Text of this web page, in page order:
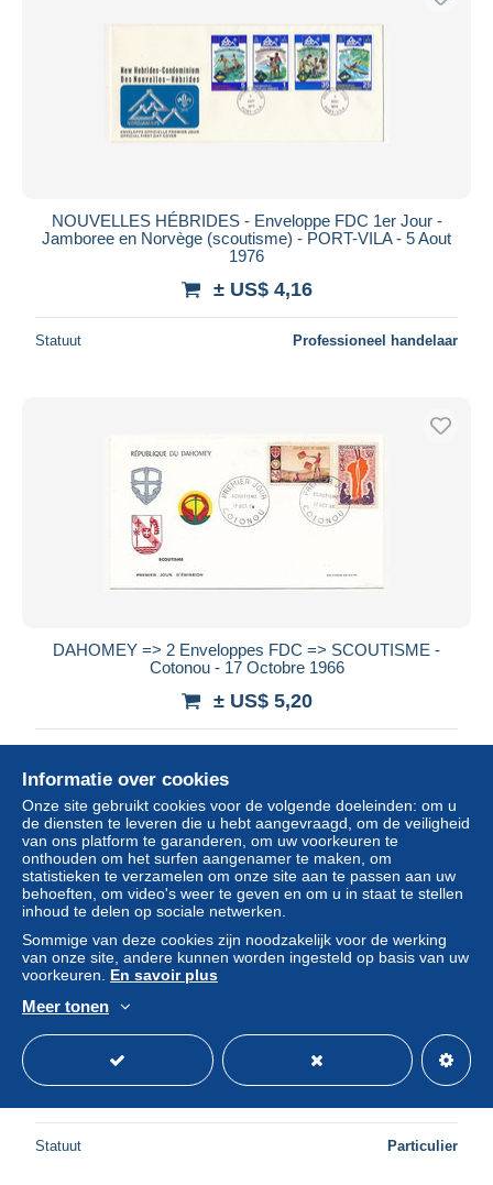
NOUVELLES HÉBRIDES - Enveloppe FDC 1er Jour -
Jamboree en Norvège (scoutisme) - PORT-VILA - 5 Aout
1976
± US$ 4,16
Statuut Professioneel handelaar
DAHOMEY => 2 Enveloppes FDC => SCOUTISME -
Cotonou - 17 Octobre 1966
± US$ 5,20
1947 CP JAMBOREE DE LA PAIX oblitération
Statuut Particulier
Informatie over cookies
Onze site gebruikt cookies voor de volgende doeleinden: om u
de diensten te leveren die u hebt aangevraagd, om de veiligheid
van ons platform te garanderen, om uw voorkeuren te
onthouden om het surfen aangenamer te maken, om
statistieken te verzamelen om onze site aan te passen aan uw
behoeften, om video's weer te geven en om u in staat te stellen
inhoud te delen op sociale netwerken.
Sommige van deze cookies zijn noodzakelijk voor de werking
van onze site, andere kunnen worden ingesteld op basis van uw
voorkeuren. En savoir plus
Meer tonen